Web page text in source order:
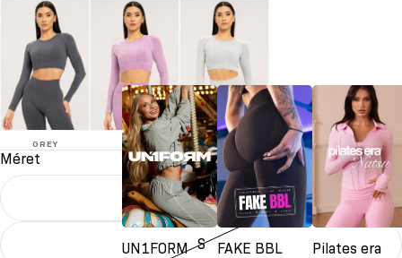
UN1FORM FAKE BBL Pilates era
GREY PINK WHITE
Méret
XS
S